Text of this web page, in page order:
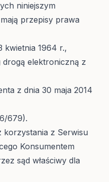
niniejszym
przepisy prawa
kwietnia 1964 r.,
drogą elektroniczną z
z dnia 30 maja 2014
679).
korzystania z Serwisu
Konsumentem
sąd właściwy dla